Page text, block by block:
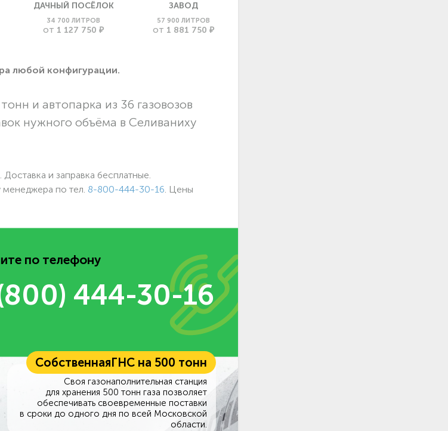
ДАЧНЫЙ ПОСЁЛОК
34 700 ЛИТРОВ
ОТ 1 127 750 ₽
ЗАВОД
57 900 ЛИТРОВ
ОТ 1 881 750 ₽
любой конфигурации.
и автопарка из 36 газовозов
нужного объёма в Селиваниху
и заправка бесплатные.
менеджера по тел. 8-800-444-30-16 . Цены
по телефону
444-30-16
СобственнаяГНС на 500 тонн
Своя газонаполнительная станция
для хранения 500 тонн газа позволяет
обеспечивать своевременные поставки
в сроки до одного дня по всей Московской
области.